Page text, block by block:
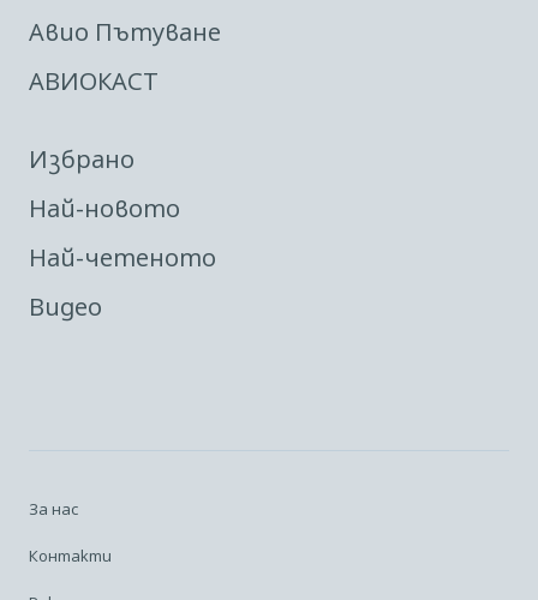
Авио Пътуване
АВИОКАСТ
Избрано
Най-новото
Най-четеното
Видео
За нас
Контакти